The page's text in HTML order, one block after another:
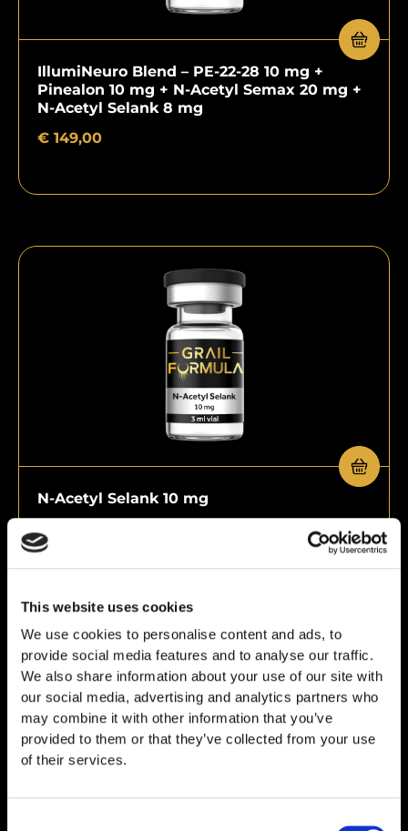
This website uses cookies
We use cookies to personalise content and ads, to
provide social media features and to analyse our traffic.
We also share information about your use of our site with
our social media, advertising and analytics partners who
may combine it with other information that you’ve
provided to them or that they’ve collected from your use
of their services.
IllumiNeuro Blend – PE-22-28 10 mg +
Pinealon 10 mg + N-Acetyl Semax 20 mg +
N-Acetyl Selank 8 mg
€ 149,00
N-Acetyl Selank 10 mg
€